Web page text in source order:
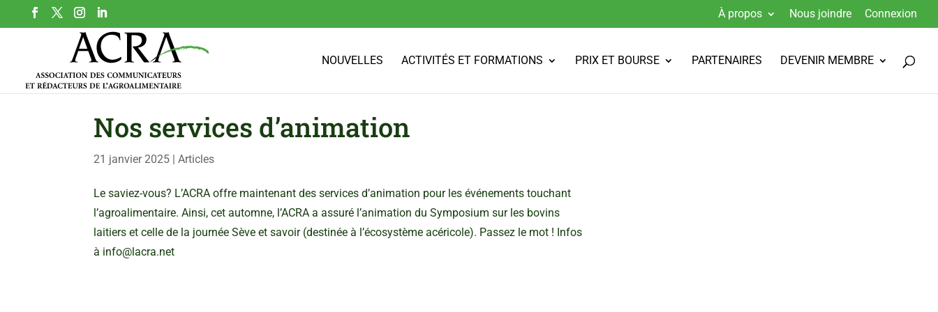
À propos Nous joindre Connexion
NOUVELLES ACTIVITÉS ET FORMATIONS PRIX ET BOURSE PARTENAIRES DEVENIR MEMBRE
Nos services d’animation
21 janvier 2025 |Articles
Le saviez-vous? L’ACRA offre maintenant des services d’animation pour les événements touchant
l’agroalimentaire. Ainsi, cet automne, l’ACRA a assuré l’animation du Symposium sur les bovins
laitiers et celle de la journée Sève et savoir (destinée à l’écosystème acéricole). Passez le mot ! Infos
à info@lacra.net